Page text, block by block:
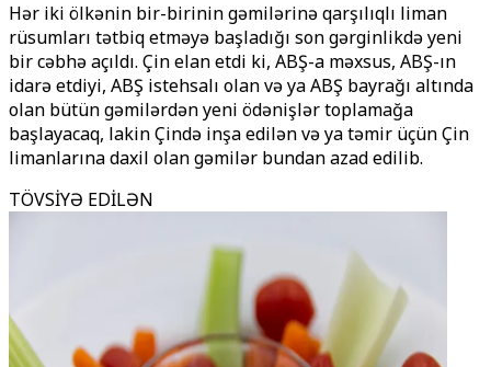
Hər iki ölkənin bir-birinin gəmilərinə qarşılıqlı liman
rüsumları tətbiq etməyə başladığı son gərginlikdə yeni
bir cəbhə açıldı. Çin elan etdi ki, ABŞ-a məxsus, ABŞ-ın
idarə etdiyi, ABŞ istehsalı olan və ya ABŞ bayrağı altında
olan bütün gəmilərdən yeni ödənişlər toplamağa
başlayacaq, lakin Çində inşa edilən və ya təmir üçün Çin
limanlarına daxil olan gəmilər bundan azad edilib.
TÖVSİYƏ EDİLƏN